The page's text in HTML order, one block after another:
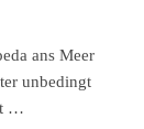
ans Meer
unbedingt
…